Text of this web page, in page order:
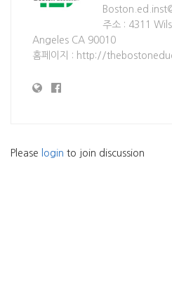
주소 : 4311
Angeles CA 90010
홈페이지 : http://
Please login to join discussion